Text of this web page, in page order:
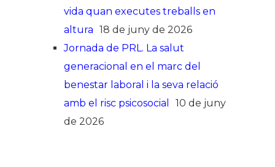
vida quan executes treballs en
altura 18 de juny de 2026
Jornada de PRL. La salut
generacional en el marc del
benestar laboral i la seva relació
amb el risc psicosocial
10 de juny
de 2026